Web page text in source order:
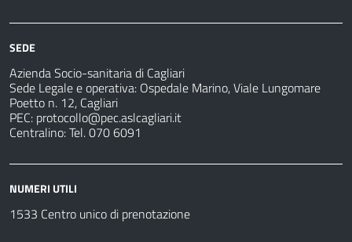
sanitarie
fare
SEDE
Azienda Socio-sanitaria di Cagliari
Sede Legale e operativa: Ospedale Marino, Viale Lungomare
Poetto n. 12, Cagliari
PEC: protocollo@pec.aslcagliari.it
Centralino: Tel. 070 6091
NUMERI UTILI
1533 Centro unico di prenotazione